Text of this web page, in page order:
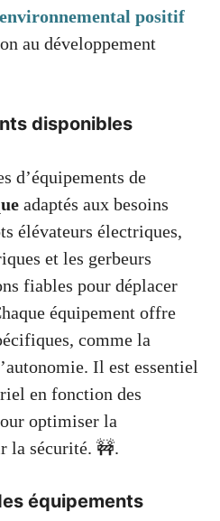
positif
au développement
disponibles
d’équipements de
adaptés aux besoins
élévateurs électriques,
et les gerbeurs
fiables pour déplacer
équipement offre
comme la
Il est essentiel
en fonction des
optimiser la
la sécurité. 🚧.
équipements